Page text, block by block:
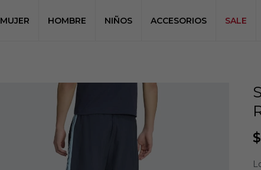
MUJER HOMBRE NIÑOS ACCESORIOS SALE
$